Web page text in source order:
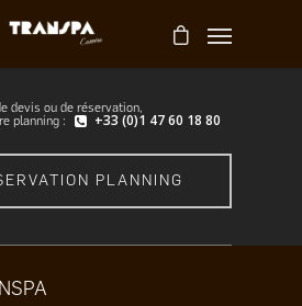
devis ou de réservation,
planning :
+33 (0)1 47 60 18 80
PLANNING